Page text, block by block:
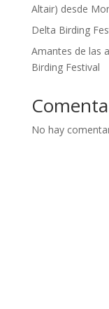
Altair) desde
Delta Birding
Amantes de las
Birding Festival
No hay